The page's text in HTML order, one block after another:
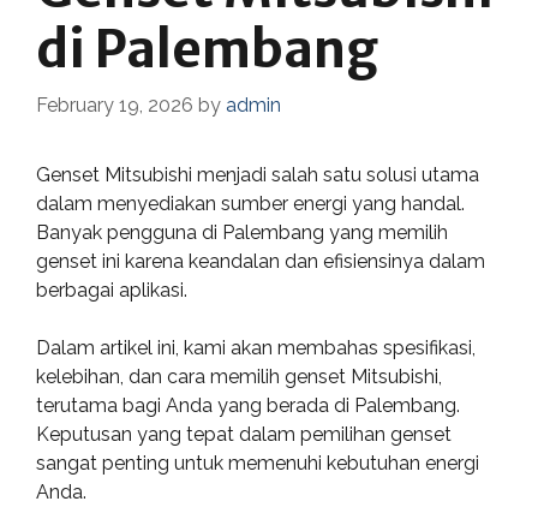
di Palembang
February 19, 2026 by admin
Genset Mitsubishi menjadi salah satu solusi utama
dalam menyediakan sumber energi yang handal.
Banyak pengguna di Palembang yang memilih
genset ini karena keandalan dan efisiensinya dalam
berbagai aplikasi.
Dalam artikel ini, kami akan membahas spesifikasi,
kelebihan, dan cara memilih genset Mitsubishi,
terutama bagi Anda yang berada di Palembang.
Keputusan yang tepat dalam pemilihan genset
sangat penting untuk memenuhi kebutuhan energi
Anda.